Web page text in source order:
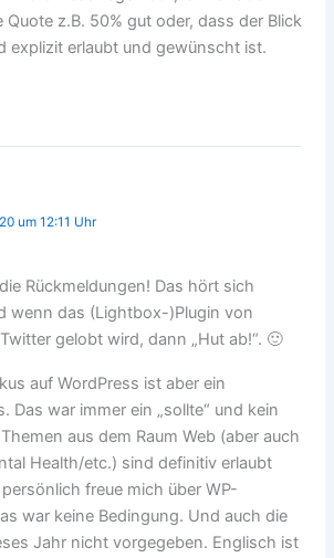
Quote z.B. 50% gut oder, dass der Blick
explizit erlaubt und gewünscht ist.
um 12:11 Uhr
Rückmeldungen! Das hört sich
wenn das (Lightbox-)Plugin von
gelobt wird, dann „Hut ab!“. 🙂
auf WordPress ist aber ein
Das war immer ein „sollte“ und kein
aus dem Raum Web (aber auch
Health/etc.) sind definitiv erlaubt
freue mich über WP-
war keine Bedingung. Und auch die
Jahr nicht vorgegeben. Englisch ist